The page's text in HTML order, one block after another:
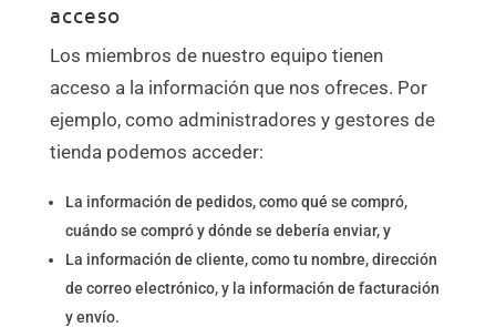
acceso
Los miembros de nuestro equipo tienen
acceso a la información que nos ofreces. Por
ejemplo, como administradores y gestores de
tienda podemos acceder:
La información de pedidos, como qué se compró,
cuándo se compró y dónde se debería enviar, y
La información de cliente, como tu nombre, dirección
de correo electrónico, y la información de facturación
y envío.